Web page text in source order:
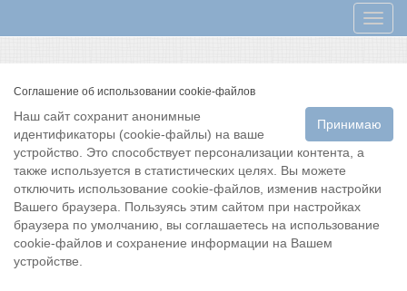
Меню
Соглашение об использовании cookie-файлов
Принимаю
Наш сайт сохранит анонимные
идентификаторы (cookie-файлы) на ваше
устройство. Это способствует персонализации контента, а
также используется в статистических целях. Вы можете
отключить использование cookie-файлов, изменив настройки
Вашего браузера. Пользуясь этим сайтом при настройках
браузера по умолчанию, вы соглашаетесь на использование
cookie-файлов и сохранение информации на Вашем
устройстве.